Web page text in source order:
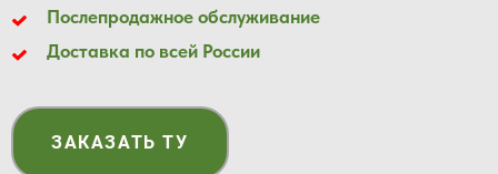
Послепродажное обслуживание
Доставка по всей России
ЗАКАЗАТЬ ТУ